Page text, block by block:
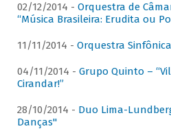
02/12/2014 - Orquestra de
“Música Brasileira: Erudita ou
11/11/2014 - Orquestra
04/11/2014 - Grupo Quinto –
Cirandar!”
28/10/2014 - Duo Lima-
Danças"